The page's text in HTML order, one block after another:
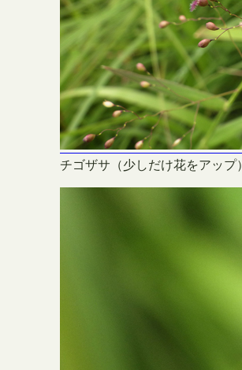
チゴザサ（少しだけ花をアップ）